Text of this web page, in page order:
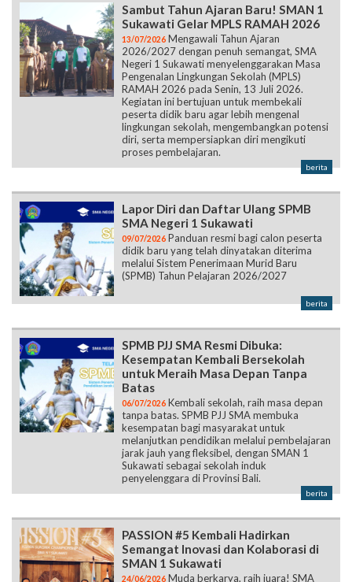
Sambut Tahun Ajaran Baru! SMAN 1
Sukawati Gelar MPLS RAMAH 2026
13/07/2026 Mengawali Tahun Ajaran
2026/2027 dengan penuh semangat, SMA
Negeri 1 Sukawati menyelenggarakan Masa
Pengenalan Lingkungan Sekolah (MPLS)
RAMAH 2026 pada Senin, 13 Juli 2026.
Kegiatan ini bertujuan untuk membekali
peserta didik baru agar lebih mengenal
lingkungan sekolah, mengembangkan potensi
diri, serta mempersiapkan diri mengikuti
proses pembelajaran.
berita
Lapor Diri dan Daftar Ulang SPMB
SMA Negeri 1 Sukawati
09/07/2026 Panduan resmi bagi calon peserta
didik baru yang telah dinyatakan diterima
melalui Sistem Penerimaan Murid Baru
(SPMB) Tahun Pelajaran 2026/2027
berita
SPMB PJJ SMA Resmi Dibuka:
Kesempatan Kembali Bersekolah
untuk Meraih Masa Depan Tanpa
Batas
06/07/2026 Kembali sekolah, raih masa depan
tanpa batas. SPMB PJJ SMA membuka
kesempatan bagi masyarakat untuk
melanjutkan pendidikan melalui pembelajaran
jarak jauh yang fleksibel, dengan SMAN 1
Sukawati sebagai sekolah induk
penyelenggara di Provinsi Bali.
berita
PASSION #5 Kembali Hadirkan
Semangat Inovasi dan Kolaborasi di
SMAN 1 Sukawati
24/06/2026 Muda berkarya, raih juara! SMA